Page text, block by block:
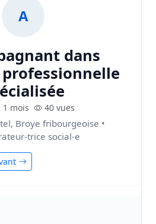
A
dans
1 mois 40 vues
Broye fribourgeoise •
trice social-e